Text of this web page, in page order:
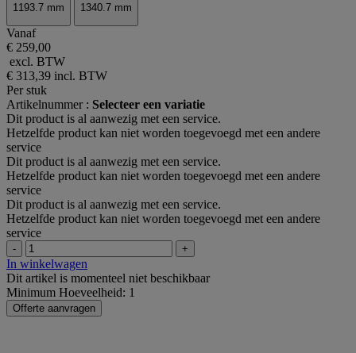
1193.7 mm 1340.7 mm
Vanaf
€ 259,00
excl. BTW
€ 313,39 incl. BTW
Per stuk
Artikelnummer : Selecteer een variatie
Dit product is al aanwezig met een service.
Hetzelfde product kan niet worden toegevoegd met een andere
service
Dit product is al aanwezig met een service.
Hetzelfde product kan niet worden toegevoegd met een andere
service
Dit product is al aanwezig met een service.
Hetzelfde product kan niet worden toegevoegd met een andere
service
- +
In winkelwagen
Dit artikel is momenteel niet beschikbaar
Minimum Hoeveelheid: 1
Offerte aanvragen